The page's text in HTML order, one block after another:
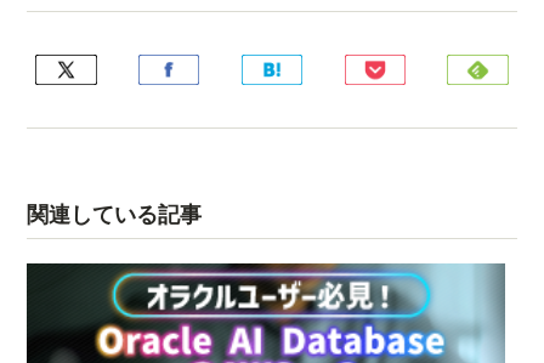
関連している記事